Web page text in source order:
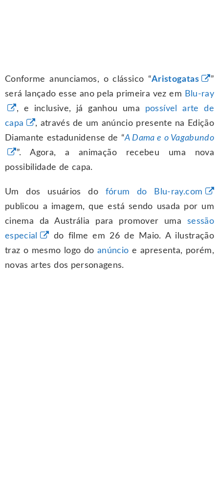
Conforme anunciamos, o clássico “Aristogatas
”
será lançado esse ano pela primeira vez em Blu-ray
, e inclusive, já ganhou uma possível arte de
capa
, através de um anúncio presente na Edição
Diamante estadunidense de “A Dama e o Vagabundo
”. Agora, a animação recebeu uma nova
possibilidade de capa.
Um dos usuários do fórum do Blu-ray.com
publicou a imagem, que está sendo usada por um
cinema da Austrália para promover uma sessão
especial
do filme em 26 de Maio. A ilustração
traz o mesmo logo doanúncio e apresenta, porém,
novas artes dos personagens.